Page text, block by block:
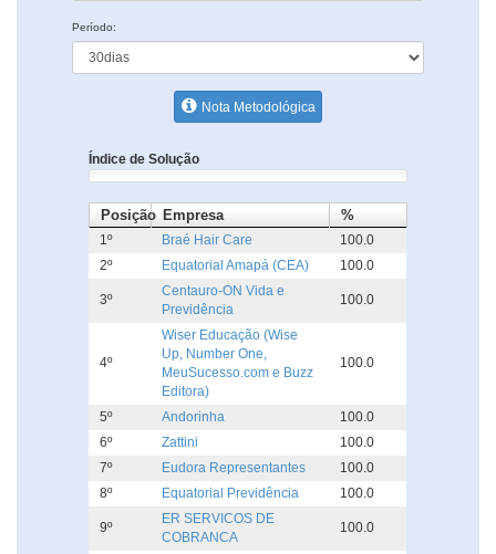
Período:
Nota Metodológica
Índice de Solução
Posição Empresa %
1º Braé Hair Care
100.0
2º
Equatorial Amapá (CEA) 100.0
3º
Centauro-ON Vida e
Previdência
100.0
4º
Wiser Educação (Wise
Up, Number One,
MeuSucesso.com e Buzz
Editora)
100.0
5º Andorinha
100.0
6º
Zattini
100.0
7º
Eudora Representantes
100.0
8º
Equatorial Previdência 100.0
9º
ER SERVICOS DE
COBRANCA
100.0